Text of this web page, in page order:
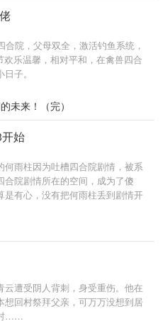
合院，父母双全，激活钓鱼系统，
欢乐温馨，相对平和，在禽兽四合
子。
未来！（完）
始
何雨柱因为吐槽四合院剧情，被系
合院剧情所在的空间，成为了傻
是有心，没有把何雨柱丢到剧情开
然有系统，我这个何雨柱这辈子不
狗。活出自己，活出潇洒。
云遭受阴人背刺，身受重伤。他在
想回村祭拜父亲，可万万没想到居
……